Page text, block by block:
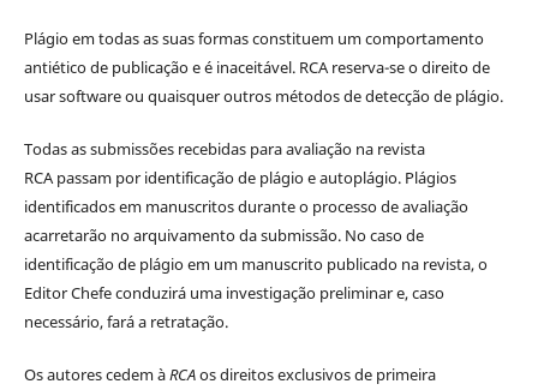
Plágio em todas as suas formas constituem um comportamento
antiético de publicação e é inaceitável. RCA reserva-se o direito de
usar software ou quaisquer outros métodos de detecção de plágio.
Todas as submissões recebidas para avaliação na revista
RCA passam por identificação de plágio e autoplágio. Plágios
identificados em manuscritos durante o processo de avaliação
acarretarão no arquivamento da submissão. No caso de
identificação de plágio em um manuscrito publicado na revista, o
Editor Chefe conduzirá uma investigação preliminar e, caso
necessário, fará a retratação.
Os autores cedem àRCAos direitos exclusivos de primeira